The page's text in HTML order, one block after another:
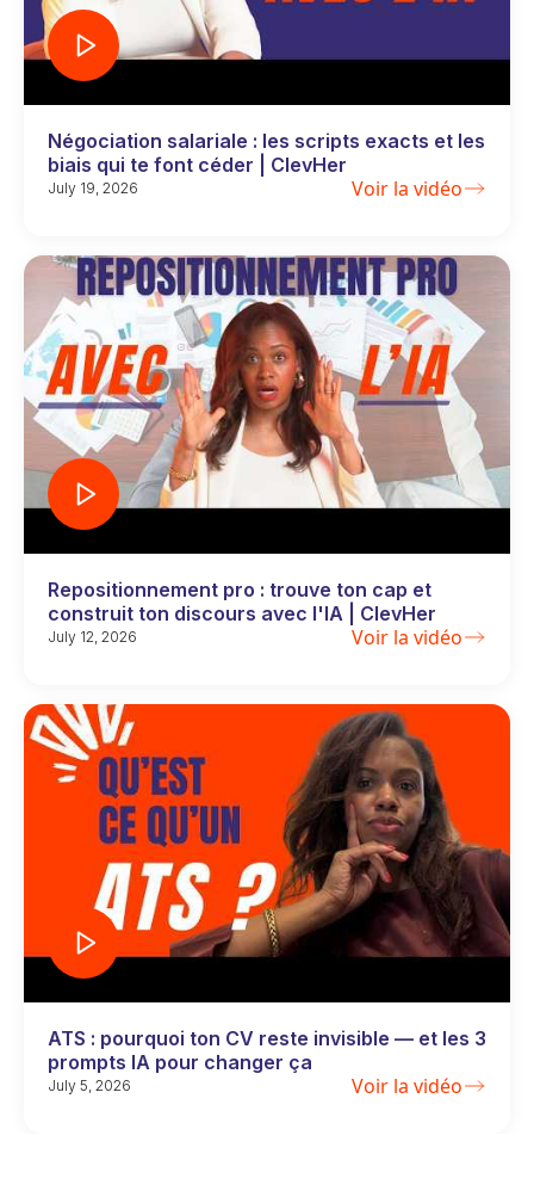
Négociation salariale : les scripts exacts et les
biais qui te font céder | ClevHer
July 19, 2026 Voir la vidéo
Repositionnement pro : trouve ton cap et
construit ton discours avec l'IA | ClevHer
July 12, 2026 Voir la vidéo
ATS : pourquoi ton CV reste invisible — et les 3
prompts IA pour changer ça
July 5, 2026 Voir la vidéo